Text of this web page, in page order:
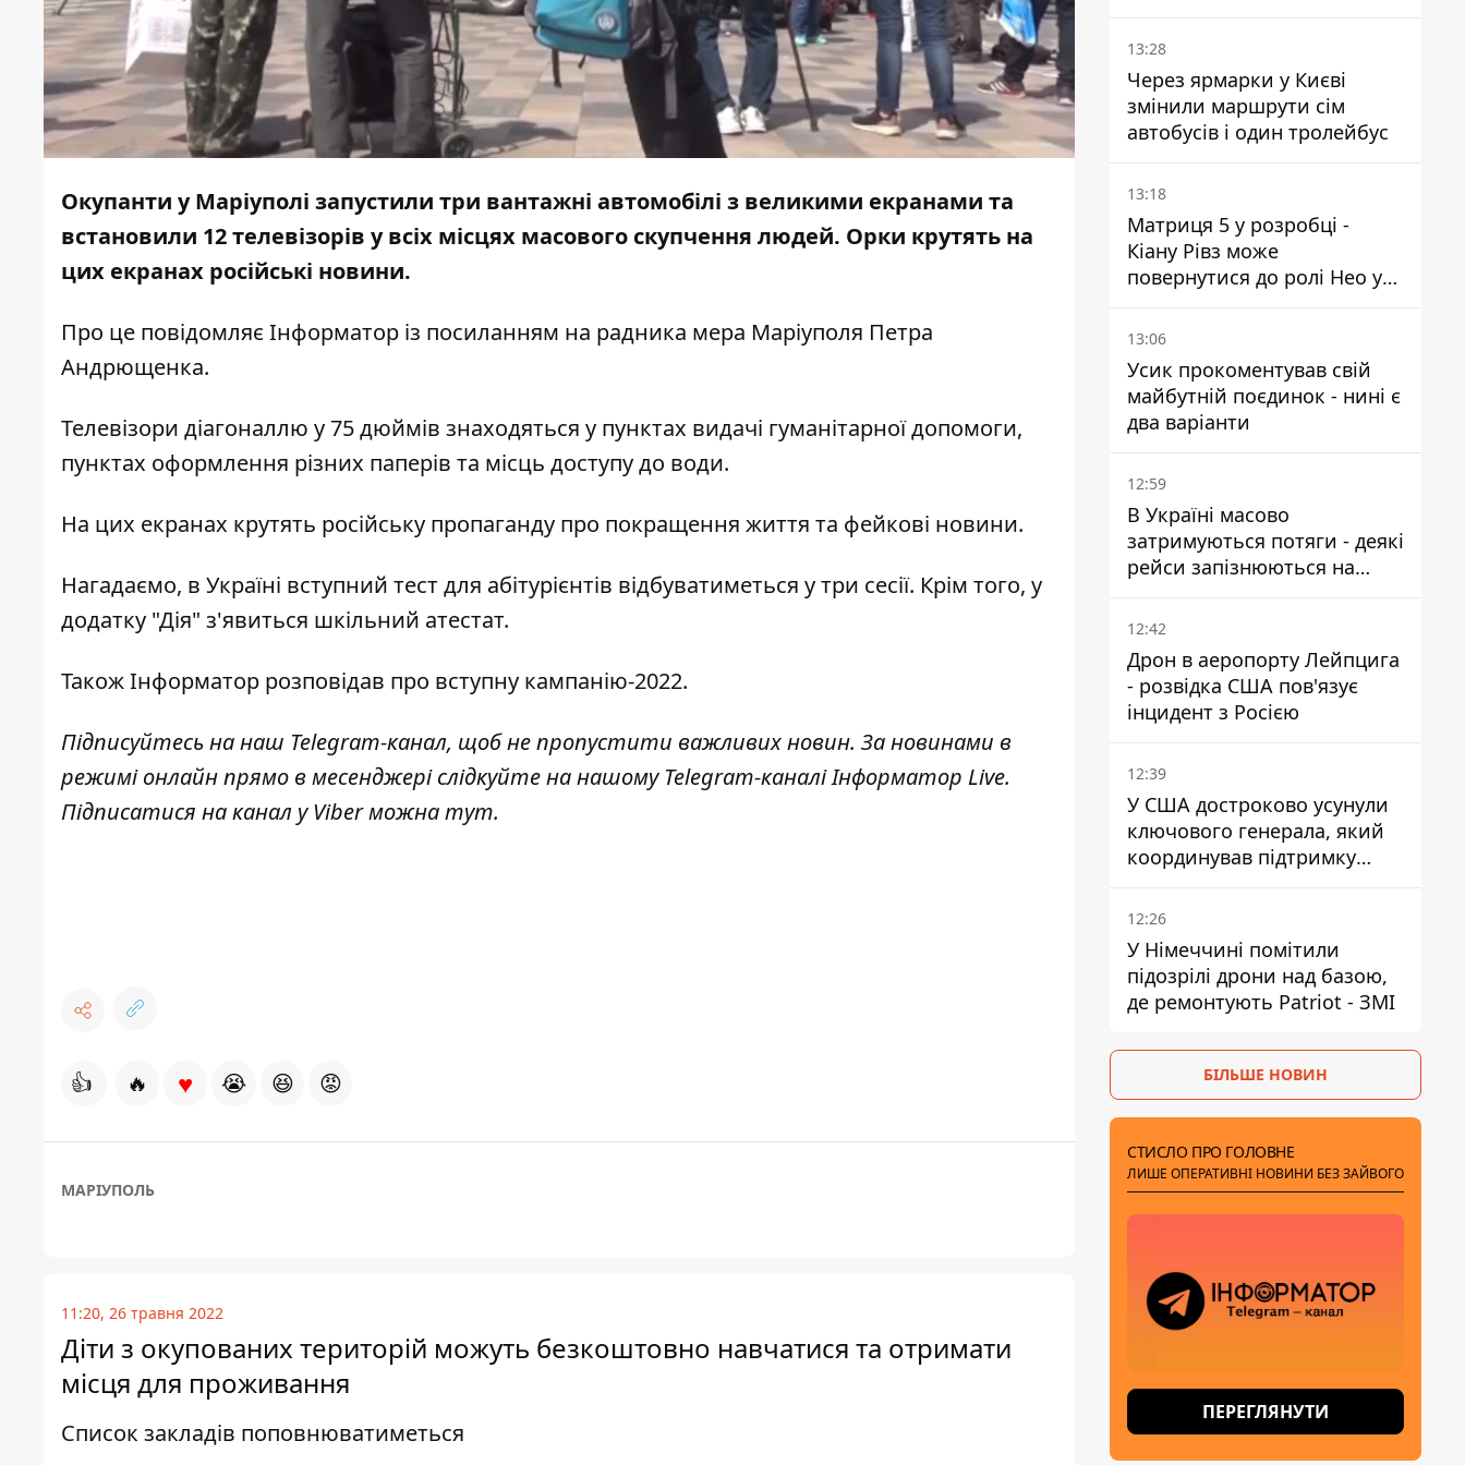
Окупанти у Маріуполі запустили три вантажні автомобілі з великими екранами та
встановили 12 телевізорів у всіх місцях масового скупчення людей. Орки крутять на
цих екранах російські новини.
Про це повідомляє Інформатор із посиланням на радника мера Маріуполя Петра
Андрющенка.
Телевізори діагоналлю у 75 дюймів знаходяться у пунктах видачі гуманітарної допомоги,
пунктах оформлення різних паперів та місць доступу до води.
На цих екранах крутять російську пропаганду про покращення життя та фейкові новини.
Нагадаємо, в Україні вступний тест для абітурієнтів відбуватиметься у три сесії. Крім того, у
додатку "Дія" з'явиться шкільний атестат.
ТакожІнформатор розповідав про вступну кампанію-2022.
Підписуйтесь на наш Telegram-канал, щоб не пропустити важливих новин. За новинами в
режимі онлайн прямо в месенджері слідкуйте на нашому Telegram-каналіІнформатор Live.
Підписатися на канал у Viber можнатут.
👍 🔥 ♥ 😭 😆 😡
МАРІУПОЛЬ
11:20, 26 травня 2022
Діти з окупованих територій можуть безкоштовно навчатися та отримати
місця для проживання
Список закладів поповнюватиметься
українських чоловіків -
абсурд і популізм
13:28
Через ярмарки у Києві
змінили маршрути сім
автобусів і один тролейбус
13:18
Матриця 5 у розробці -
Кіану Рівз може
повернутися до ролі Нео у
п'ятій частині
13:06
Усик прокоментував свій
майбутній поєдинок - нині є
два варіанти
12:59
В Україні масово
затримуються потяги - деякі
рейси запізнюються на
понад 12 годин
12:42
Дрон в аеропорту Лейпцига
- розвідка США пов'язує
інцидент з Росією
12:39
У США достроково усунули
ключового генерала, який
координував підтримку
України - причину
замовчують
12:26
У Німеччині помітили
підозрілі дрони над базою,
де ремонтують Patriot - ЗМІ
БІЛЬШЕ НОВИН
СТИСЛО ПРО ГОЛОВНЕ
ЛИШЕ ОПЕРАТИВНІ НОВИНИ БЕЗ ЗАЙВОГО
ПЕРЕГЛЯНУТИ